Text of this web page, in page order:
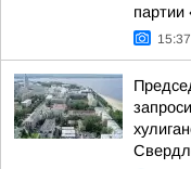
партии
15:37